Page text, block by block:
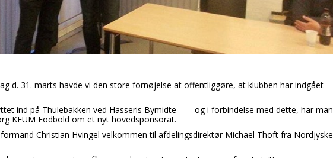
d. 31. marts havde vi den store fornøjelse at offentliggøre, at klubben har indgået
ind på Thulebakken ved Hasseris Bymidte - - - og i forbindelse med dette, har man
KFUM Fodbold om et nyt hovedsponsorat.
Christian Hvingel velkommen til afdelingsdirektør Michael Thoft fra Nordjyske